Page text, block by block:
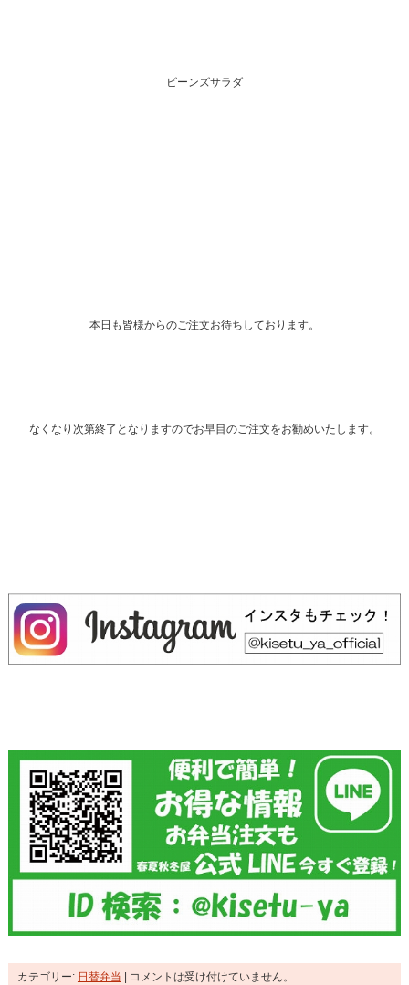
ビーンズサラダ
本日も皆様からのご注文お待ちしております。
なくなり次第終了となりますのでお早目のご注文をお勧めいたします。
カテゴリー: 日替弁当 コメントは受け付けていません。